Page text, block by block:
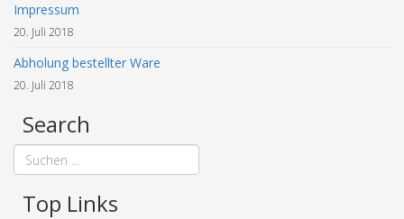
Impressum
20. Juli 2018
Abholung bestellter Ware
20. Juli 2018
Search
Top Links